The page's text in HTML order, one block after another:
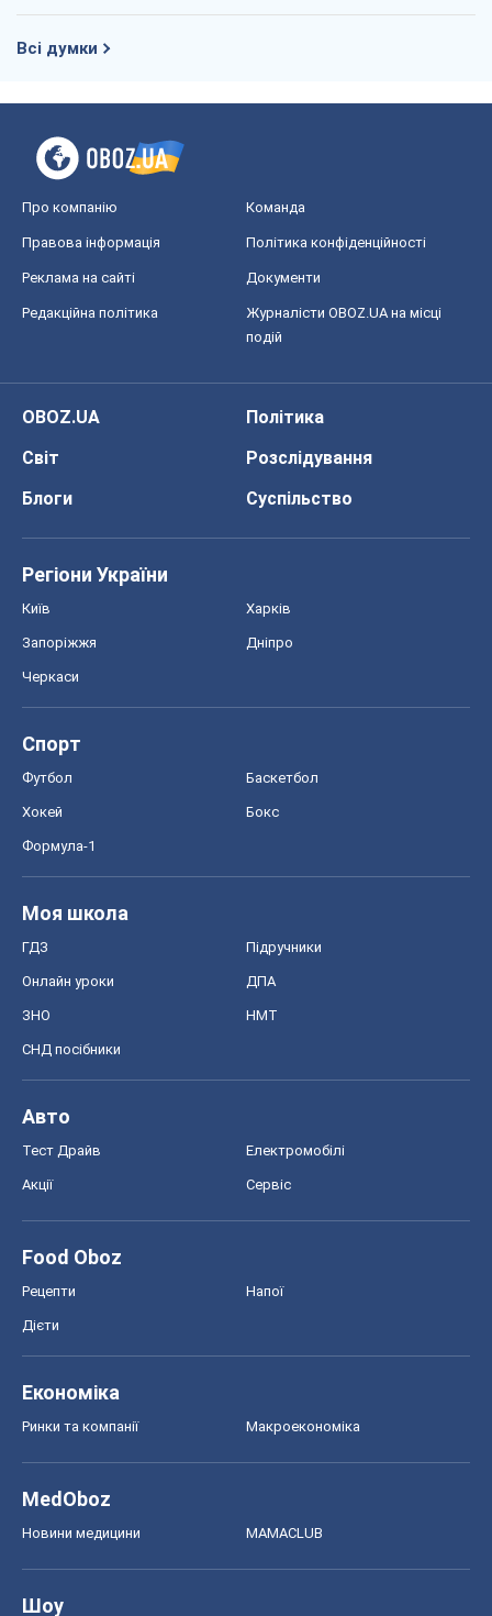
Всі думки
Про компанію Команда
Правова інформація Політика конфіденційності
Реклама на сайті Документи
Редакційна політика
Журналісти OBOZ.UA на місці
подій
OBOZ.UA
Політика
Світ
Розслідування
Блоги
Суспільство
Регіони України
Київ Харків
Запоріжжя Дніпро
Черкаси
Спорт
Футбол Баскетбол
Хокей Бокс
Формула-1
Моя школа
ГДЗ Підручники
Онлайн уроки ДПА
ЗНО НМТ
СНД посібники
Авто
Тест Драйв Електромобілі
Акції Сервіс
Food Oboz
Рецепти Напої
Дієти
Економіка
Ринки та компанії Макроекономіка
MedOboz
Новини медицини MAMACLUB
Шоу